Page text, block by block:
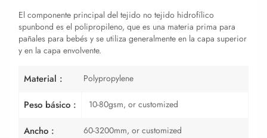
El componente principal del tejido no tejido hidrofílico
spunbond es el polipropileno, que es una materia prima para
pañales para bebés y se utiliza generalmente en la capa superior
y en la capa envolvente.
Material : Polypropylene
Peso básico : 10-80gsm, or customized
Ancho : 60-3200mm, or customized